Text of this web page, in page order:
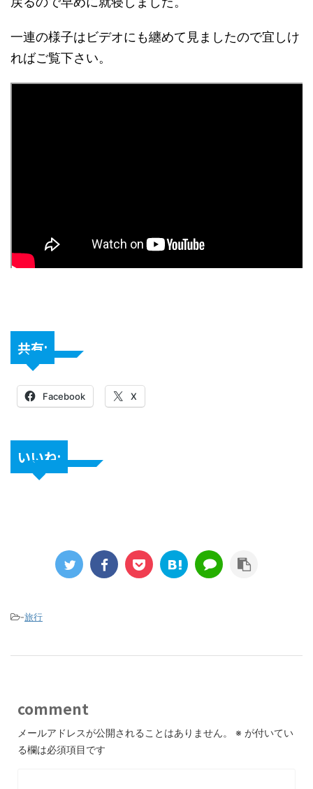
一連の様子はビデオにも纏めて見ましたので宜しけ
ればご覧下さい。
共有:
Facebook X
いいね:
-旅行
comment
メールアドレスが公開されることはありません。 ※ が付いてい
る欄は必須項目です